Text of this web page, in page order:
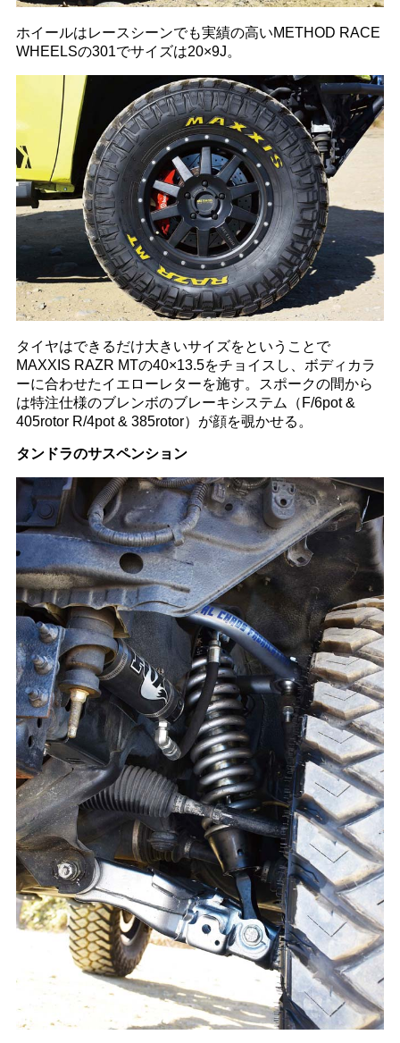
ホイールはレースシーンでも実績の高いMETHOD RACE
WHEELSの301でサイズは20×9J。
タイヤはできるだけ大きいサイズをということで
MAXXIS RAZR MTの40×13.5をチョイスし、ボディカラ
ーに合わせたイエローレターを施す。スポークの間から
は特注仕様のブレンボのブレーキシステム（F/6pot &
405rotor R/4pot & 385rotor）が顔を覗かせる。
タンドラのサスペンション